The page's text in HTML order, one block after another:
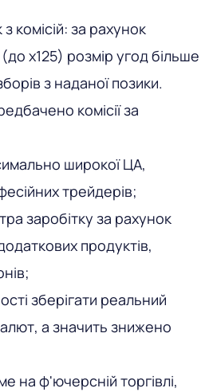
комісій: за рахунок
х125) розмір угод більше
з наданої позики.
комісії за
широкої ЦА,
трейдерів;
заробітку за рахунок
продуктів,
зберігати реальний
а значить знижено
на ф'ючерсній торгівлі,